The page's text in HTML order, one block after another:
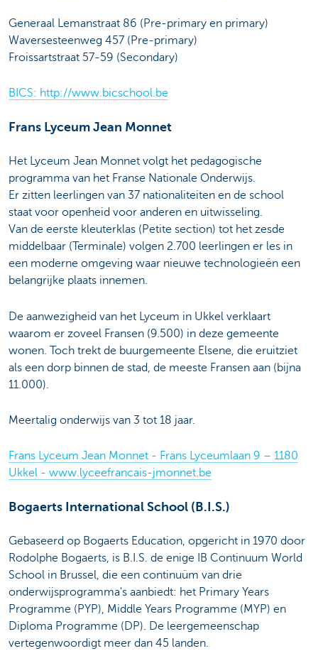
Generaal Lemanstraat 86 (Pre-primary en primary)
Waversesteenweg 457 (Pre-primary)
Froissartstraat 57-59 (Secondary)
BICS: http://www.bicschool.be
Frans Lyceum Jean Monnet
Het Lyceum Jean Monnet volgt het pedagogische
programma van het Franse Nationale Onderwijs.
Er zitten leerlingen van 37 nationaliteiten en de school
staat voor openheid voor anderen en uitwisseling.
Van de eerste kleuterklas (Petite section) tot het zesde
middelbaar (Terminale) volgen 2.700 leerlingen er les in
een moderne omgeving waar nieuwe technologieën een
belangrijke plaats innemen.
De aanwezigheid van het Lyceum in Ukkel verklaart
waarom er zoveel Fransen (9.500) in deze gemeente
wonen. Toch trekt de buurgemeente Elsene, die eruitziet
als een dorp binnen de stad, de meeste Fransen aan (bijna
11.000).
Meertalig onderwijs van 3 tot 18 jaar.
Frans Lyceum Jean Monnet - Frans Lyceumlaan 9 – 1180
Ukkel - www.lyceefrancais-jmonnet.be
Bogaerts International School (B.I.S.)
Gebaseerd op Bogaerts Education, opgericht in 1970 door
Rodolphe Bogaerts, is B.I.S. de enige IB Continuum World
School in Brussel, die een continuüm van drie
onderwijsprogramma's aanbiedt: het Primary Years
Programme (PYP), Middle Years Programme (MYP) en
Diploma Programme (DP). De leergemeenschap
vertegenwoordigt meer dan 45 landen.